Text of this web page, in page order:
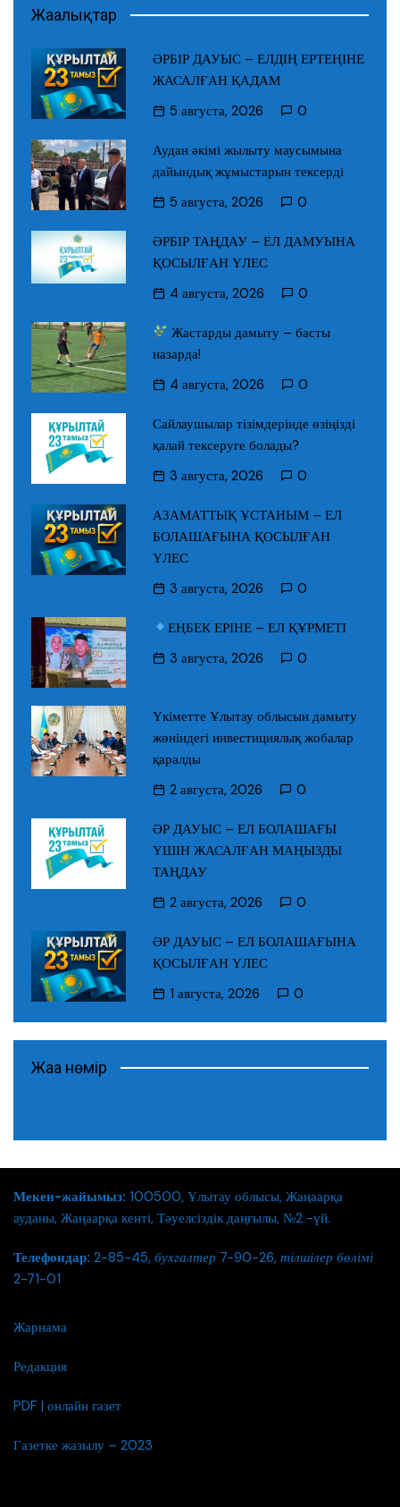
Жаңалықтар
ӘРБІР ДАУЫС – ЕЛДІҢ ЕРТЕҢІНЕ
ЖАСАЛҒАН ҚАДАМ
5 августа, 2026
0
Аудан әкімі жылыту маусымына
дайындық жұмыстарын тексерді
5 августа, 2026
0
ӘРБІР ТАҢДАУ – ЕЛ ДАМУЫНА
ҚОСЫЛҒАН ҮЛЕС
4 августа, 2026
0
Жастарды дамыту – басты
назарда!
4 августа, 2026
0
Сайлаушылар тізімдерінде өзіңізді
қалай тексеруге болады?
3 августа, 2026
0
АЗАМАТТЫҚ ҰСТАНЫМ – ЕЛ
БОЛАШАҒЫНА ҚОСЫЛҒАН
ҮЛЕС
3 августа, 2026
0
ЕҢБЕК ЕРІНЕ – ЕЛ ҚҰРМЕТІ
3 августа, 2026
0
Үкіметте Ұлытау облысын дамыту
жөніндегі инвестициялық жобалар
қаралды
2 августа, 2026
0
ӘР ДАУЫС – ЕЛ БОЛАШАҒЫ
ҮШІН ЖАСАЛҒАН МАҢЫЗДЫ
ТАҢДАУ
2 августа, 2026
0
ӘР ДАУЫС – ЕЛ БОЛАШАҒЫНА
ҚОСЫЛҒАН ҮЛЕС
1 августа, 2026
0
Жаңа нөмір
Мекен-жайымыз: 100500, Ұлытау облысы, Жаңаарқа
ауданы, Жаңаарқа кенті, Тәуелсіздік даңғылы, №2 -үй.
Телефондар: 2-85-45, бухгалтер 7-90-26, тілшілер бөлімі
2-71-01
Жарнама
Редакция
PDF | онлайн газет
Газетке жазылу – 2023